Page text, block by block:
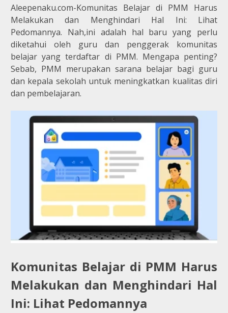
Aleepenaku.com-Komunitas Belajar di PMM Harus
Melakukan dan Menghindari Hal Ini: Lihat
Pedomannya. Nah,ini adalah hal baru yang perlu
diketahui oleh guru dan penggerak komunitas
belajar yang terdaftar di PMM. Mengapa penting?
Sebab, PMM merupakan sarana belajar bagi guru
dan kepala sekolah untuk meningkatkan kualitas diri
dan pembelajaran.
Komunitas Belajar di PMM Harus
Melakukan dan Menghindari Hal
Ini: Lihat Pedomannya